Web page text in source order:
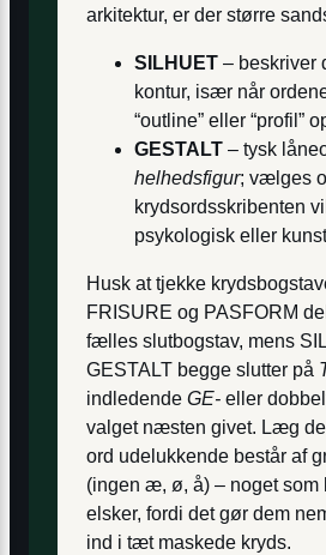
arkitektur, er der større
SILHUET – beskriver
kontur, især når
“outline” eller “profil”
GESTALT – tysk
helhedsfigur; vælges
krydsordsskribenten
psykologisk eller
Husk at tjekke
FRISURE og PASFORM
fælles slutbogstav, mens
GESTALT begge slutter på
indledende GE- eller
valget næsten givet. Læg
ord udelukkende består af
(ingen æ, ø, å) – noget som
elsker, fordi det gør dem
ind i tæt maskede kryds.